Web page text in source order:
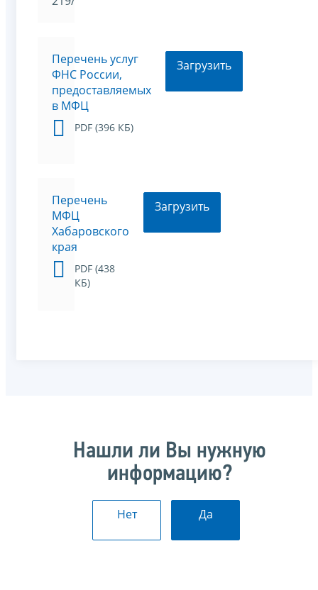
Перечень услуг
ФНС России,
предоставляемых
в МФЦ
PDF (396 КБ)
Загрузить
Перечень
МФЦ
Хабаровского
края
PDF (438
КБ)
Загрузить
Нашли ли Вы нужную
информацию?
Нет Да